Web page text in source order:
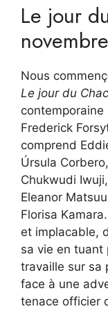
Le jour
Nous
Le jour du
Frederick
comprend
Úrsula
Chukwudi
Eleanor
Florisa
et implacable,
sa vie en tuant
travaille sur sa
face à une
tenace officier